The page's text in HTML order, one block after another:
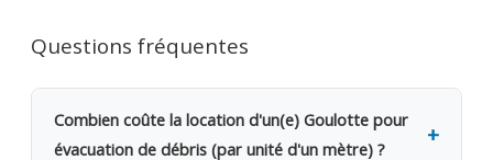
Questions fréquentes
Combien coûte la location d'un(e) Goulotte pour
évacuation de débris (par unité d'un mètre) ?